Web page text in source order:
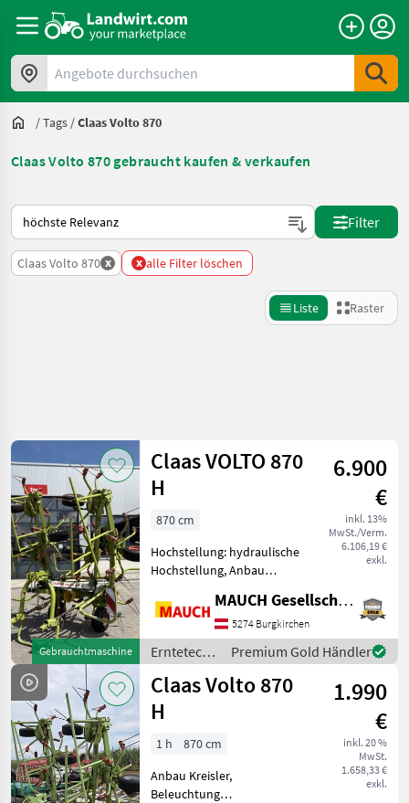
Angebote durchsuchen
/Tags /Claas Volto 870
Claas Volto 870 gebraucht kaufen & verkaufen
So wird auf Landwirt.com sortiert
Filter
Claas Volto 870 x x alle Filter löschen
Liste Raster
Kategorie 2 Land Filter
AKTUELLER
PFAD
Claas
Volto
870
KATEGORIE
WÄHLEN
Landtechnik
MARKTPLATZ
Marktplatz Händlerangebote
Zurücksetzen
15
anzeigen
Gebrauchtmaschine
Claas VOLTO 870
H
6.900
€
inkl. 13%
MwSt./Verm.
6.106,19 €
exkl.
870 cm
Hochstellung: hydraulische
Hochstellung, Anbau
Ausstattung: - Gelenkwelle
- Schutzbügel - 8 Kreisel - 6
Zinkenarme je Kreisel -
hydr. Klap
MAUCH Gesellschaft m.b.H. & Co.KG
5274 Burgkirchen
Erntetechnik
Grünland /
Claas
Premium Gold Händler
Claas Volto 870
H
1.990
€
inkl. 20 %
MwSt.
1.658,33 €
exkl.
1 h
870 cm
Anbau Kreisler,
Beleuchtung